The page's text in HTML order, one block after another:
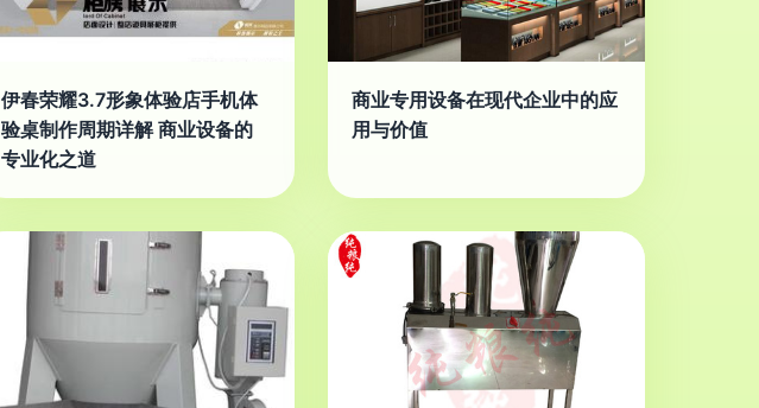
伊春荣耀3.7形象体验店手机体
验桌制作周期详解 商业设备的
专业化之道
商业专用设备在现代企业中的应
用与价值